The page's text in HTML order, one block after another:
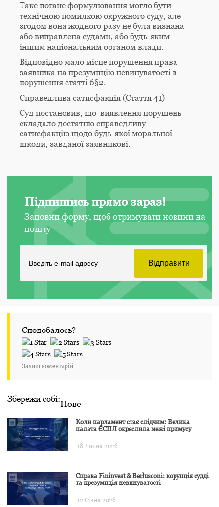
Таке погане формулювання могло бути
технічною помилкою окружного суду, але
згодом вона жодного разу не була визнана
або виправлена судами, або будь-яким
іншим національним органом влади.
Відповідно мало місце порушення права
заявника на презумпцію невинуватості в
порушення статті 6§2.
Справедлива сатисфакція (Стаття 41)
Суд постановив, що виявлення порушень
складало достатню справедливу
сатисфакцію щодо будь-якої моральної
шкоди, завданої заявникові.
Підпишись прямо зараз!
Заповни форму, щоб отримувати новини на
пошту
Сподобалось?
Залиш коментарій
Збережи собі:Нове
Коли парламент стає слідчим: Велика
палата ЄСПЛ окреслила межі примусу
18 Липня 2026
Справа Fininvest & Berlusconi: корупція судді
та презумпція невинуватості
12 Січня 2026